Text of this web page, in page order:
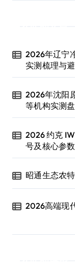
2026年辽宁
实测梳理与
2026年沈阳
等机构实测
2026 约克
号及核心参
昭通生态农
2026高端现